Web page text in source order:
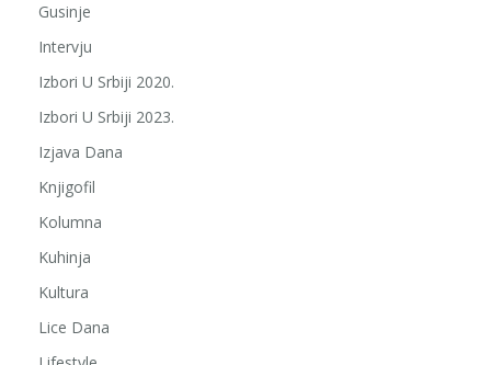
Gusinje
Intervju
Izbori U Srbiji 2020.
Izbori U Srbiji 2023.
Izjava Dana
Knjigofil
Kolumna
Kuhinja
Kultura
Lice Dana